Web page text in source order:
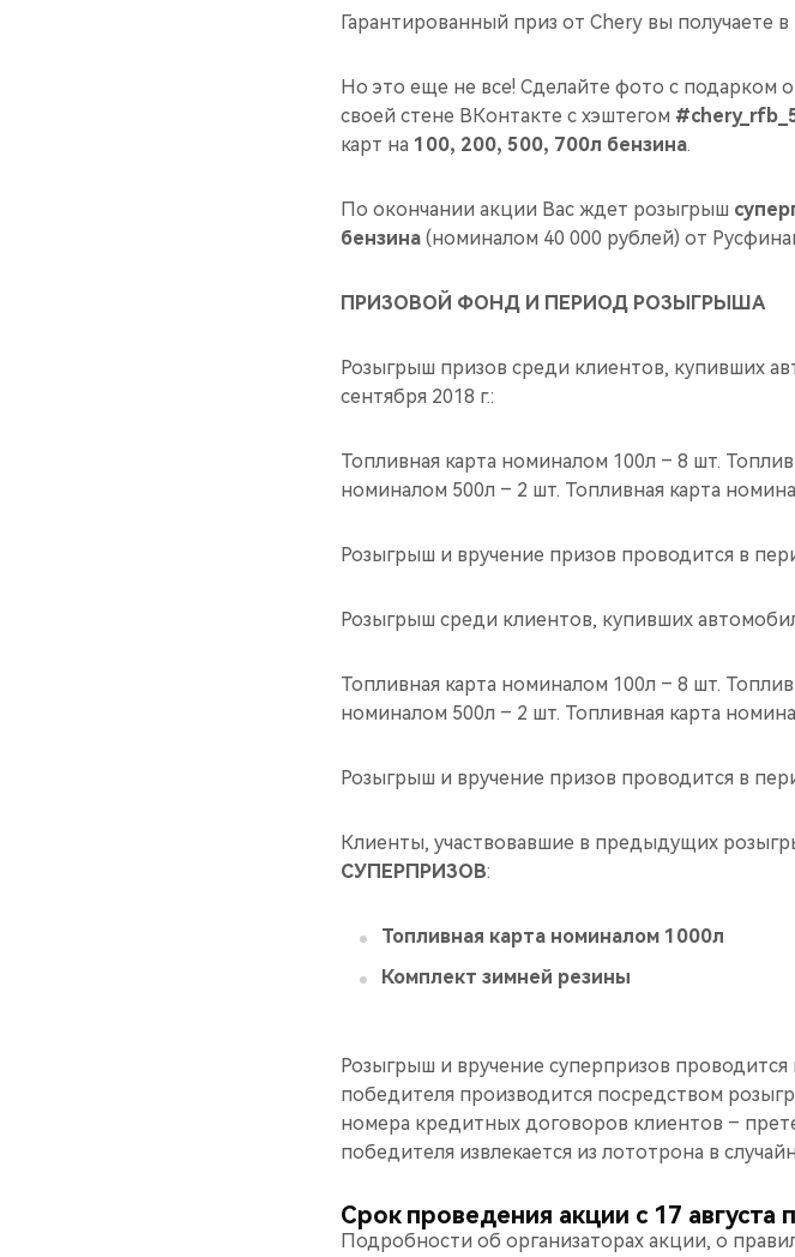
Гарантированный приз от Chery вы получаете
Но это еще не все! Сделайте фото с подарком
своей стене ВКонтакте с хэштегом
карт на 100, 200, 500, 700л бензина.
По окончании акции Вас ждет розыгрыш
бензина (номиналом 40 000 рублей) от
ПРИЗОВОЙ ФОНД И ПЕРИОД РОЗЫГРЫША
Розыгрыш призов среди клиентов, купивших
сентября 2018 г.:
Топливная карта номиналом 100л – 8 шт.
номиналом 500л – 2 шт. Топливная карта
Розыгрыш и вручение призов проводится в
Розыгрыш среди клиентов, купивших
Топливная карта номиналом 100л – 8 шт.
номиналом 500л – 2 шт. Топливная карта
Розыгрыш и вручение призов проводится в
Клиенты, участвовавшие в предыдущих
СУПЕРПРИЗОВ:
Топливная карта номиналом 1000л
Комплект зимней резины
Розыгрыш и вручение суперпризов
победителя производится посредством
номера кредитных договоров клиентов –
победителя извлекается из лототрона в
Срок проведения акции с 17 августа
Подробности об организаторах акции, о